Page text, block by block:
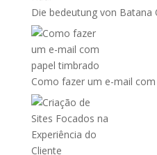
Die bedeutung von Batana
Como fazer um e-mail